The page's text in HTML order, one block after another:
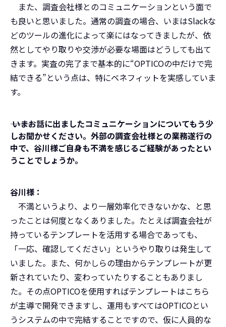
また、調査会社様とのコミュニケーションという面で
も良いと思いました。通常の調査の場合、いまはSlackな
どのツールの進化によって楽にはなってきましたが、依
然としてやり取りや交渉が必要な場面はどうしても出て
きます。実査の完了まで基本的に“OPTICOの中だけで完
結できる”という点は、特にベネフィットを実感していま
す。
――― いまお話に出ましたコミュニケーションについてもう少
しお聞かせください。外部の調査会社様との業務遂行の
中で、谷川様ご自身も不満を感じるご経験があったとい
うことでしょうか。
谷川様：
不満というより、より一層効率化できないかな、と思
ったことは何度となくありました。たとえば調査会社が
持っているテンプレートを活用する場合であっても、
「一応、確認してください」というやり取りは発生して
いました。また、何かしらの理由からテンプレートが更
新されていたり、変わっていたりすることもありまし
た。その点OPTICOを使用すればテンプレートはこちら
が主導で開発できますし、運用もすべてはOPTICOとい
うシステムの中で完結することですので、仮に人員的な